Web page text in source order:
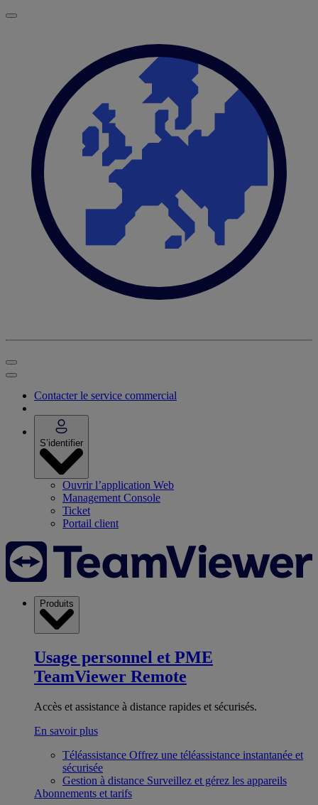
Contacter le service commercial
S’identifier
Ouvrir l’application Web
Management Console
Ticket
Portail client
Produits
Usage personnel et PME
TeamViewer Remote
Accès et assistance à distance rapides et sécurisés.
En savoir plus
Téléassistance Offrez une téléassistance instantanée et
sécurisée
Gestion à distance Surveillez et gérez les appareils
Abonnements et tarifs